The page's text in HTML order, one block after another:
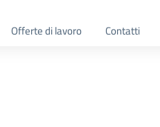
Offerte di lavoro Contatti